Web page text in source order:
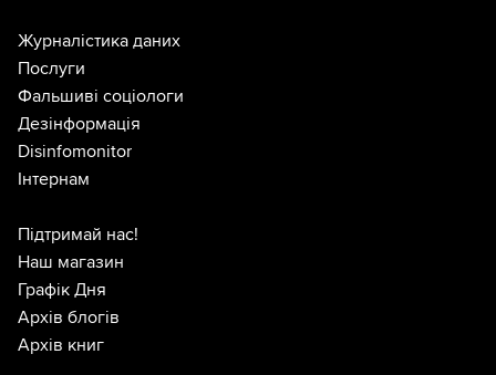
Журналістика даних
Послуги
Фальшиві соціологи
Дезінформація
Disinfomonitor
Інтернам
Підтримай нас!
Наш магазин
Графік Дня
Архів блогів
Архів книг